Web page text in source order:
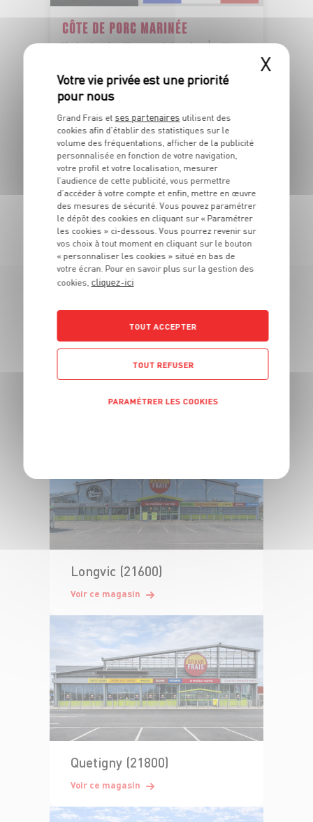
CÔTE DE PORC MARINÉE
Marinade selon l'humeur du boucher. À griller
OFFRE APP
11 8
TOUTES NOS PROMOTIONS
LES MAGASINS
À PROXIMITÉ
plus proches !
Longvic (21600)
Voir ce magasin
Quetigny (21800)
Voir ce magasin
X
Grand Frais et ses partenaires utilisent des
cookies afin d’établir des statistiques sur le
volume des fréquentations, afficher de la publicité
personnalisée en fonction de votre navigation,
votre profil et votre localisation, mesurer
l’audience de cette publicité, vous permettre
d’accéder à votre compte et enfin, mettre en œuvre
des mesures de sécurité. Vous pouvez paramétrer
le dépôt des cookies en cliquant sur « Paramétrer
les cookies » ci-dessous. Vous pourrez revenir sur
vos choix à tout moment en cliquant sur le bouton
« personnaliser les cookies » situé en bas de
votre écran. Pour en savoir plus sur la gestion des
cookies, cliquez-ici
TOUT ACCEPTER
TOUT REFUSER
PARAMÉTRER LES COOKIES